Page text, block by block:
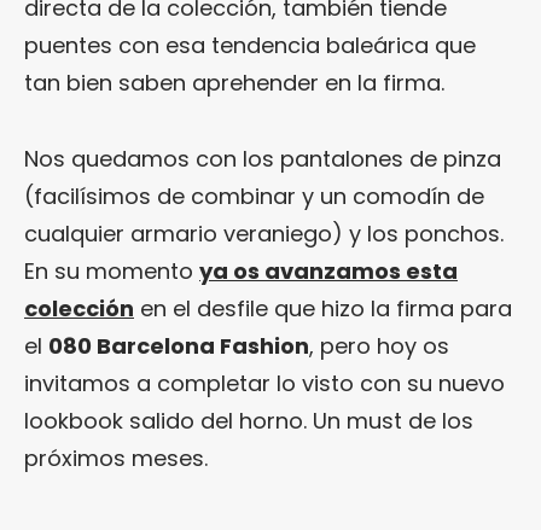
directa de la colección, también tiende
puentes con esa tendencia baleárica que
tan bien saben aprehender en la firma.
Nos quedamos con los pantalones de pinza
(facilísimos de combinar y un comodín de
cualquier armario veraniego) y los ponchos.
En su momento ya os avanzamos esta
colección en el desfile que hizo la firma para
el 080 Barcelona Fashion, pero hoy os
invitamos a completar lo visto con su nuevo
lookbook salido del horno. Un must de los
próximos meses.